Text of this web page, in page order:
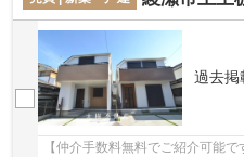
過去掲
【仲介手数料無料でご紹介可能